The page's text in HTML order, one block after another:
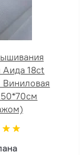
Аида 18ct
Виниловая